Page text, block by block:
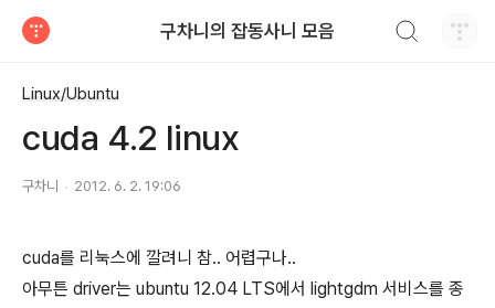
구차니의 잡동사니 모음
Linux/Ubuntu
cuda 4.2 linux
구차니 2012. 6. 2. 19:06
cuda를 리눅스에 깔려니 참.. 어렵구나..
아무튼 driver는 ubuntu 12.04 LTS에서 lightgdm 서비스를 종